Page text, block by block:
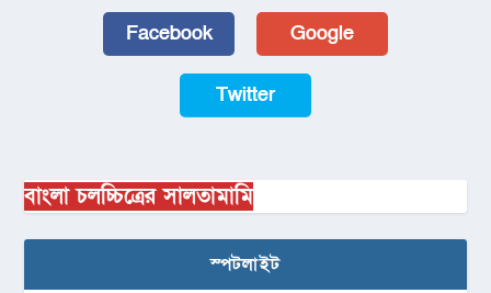
Facebook Google
Twitter
বাংলা চলচ্চিত্রের সালতামামি
স্পটলাইট